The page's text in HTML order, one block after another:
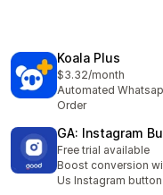
Koala Plus
$3.32/month
Automated
Order
GA: Instagram
Free trial available
Boost conversion
Us Instagram button